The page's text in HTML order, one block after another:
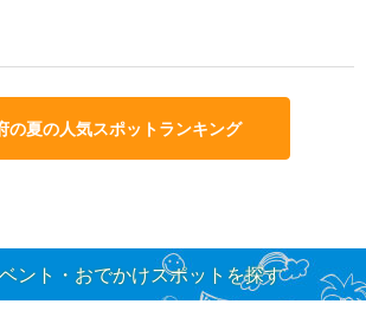
の夏の人気スポットランキング
ント・おでかけスポットを探す